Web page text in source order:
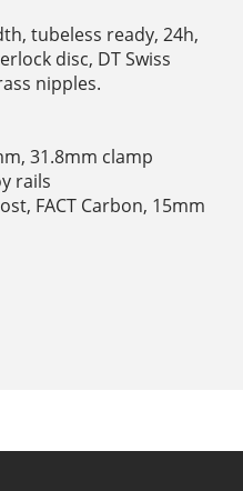
tubeless ready, 24h,
disc, DT Swiss
nipples.
31.8mm clamp
rails
FACT Carbon, 15mm